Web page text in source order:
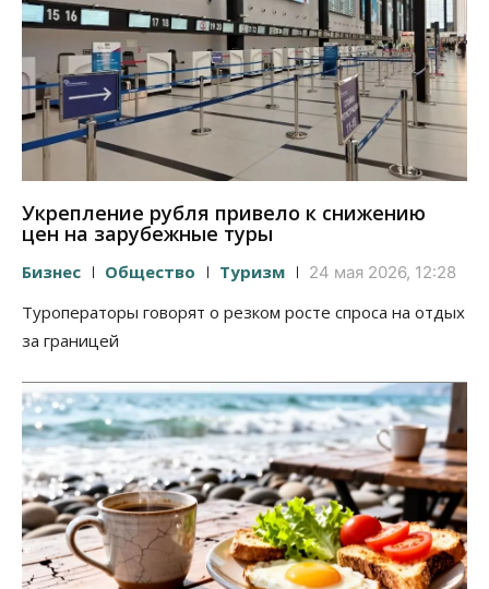
Укрепление рубля привело к снижению
цен на зарубежные туры
Бизнес Общество Туризм 24 мая 2026, 12:28
Туроператоры говорят о резком росте спроса на отдых
за границей